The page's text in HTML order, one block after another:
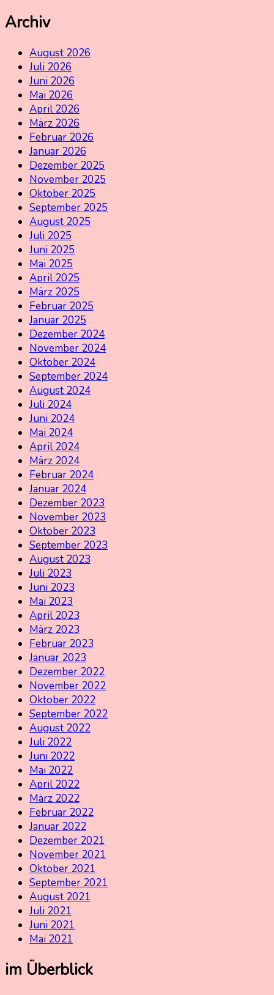
Archiv
August 2026
Juli 2026
Juni 2026
Mai 2026
April 2026
März 2026
Februar 2026
Januar 2026
Dezember 2025
November 2025
Oktober 2025
September 2025
August 2025
Juli 2025
Juni 2025
Mai 2025
April 2025
März 2025
Februar 2025
Januar 2025
Dezember 2024
November 2024
Oktober 2024
September 2024
August 2024
Juli 2024
Juni 2024
Mai 2024
April 2024
März 2024
Februar 2024
Januar 2024
Dezember 2023
November 2023
Oktober 2023
September 2023
August 2023
Juli 2023
Juni 2023
Mai 2023
April 2023
März 2023
Februar 2023
Januar 2023
Dezember 2022
November 2022
Oktober 2022
September 2022
August 2022
Juli 2022
Juni 2022
Mai 2022
April 2022
März 2022
Februar 2022
Januar 2022
Dezember 2021
November 2021
Oktober 2021
September 2021
August 2021
Juli 2021
Juni 2021
Mai 2021
im Überblick